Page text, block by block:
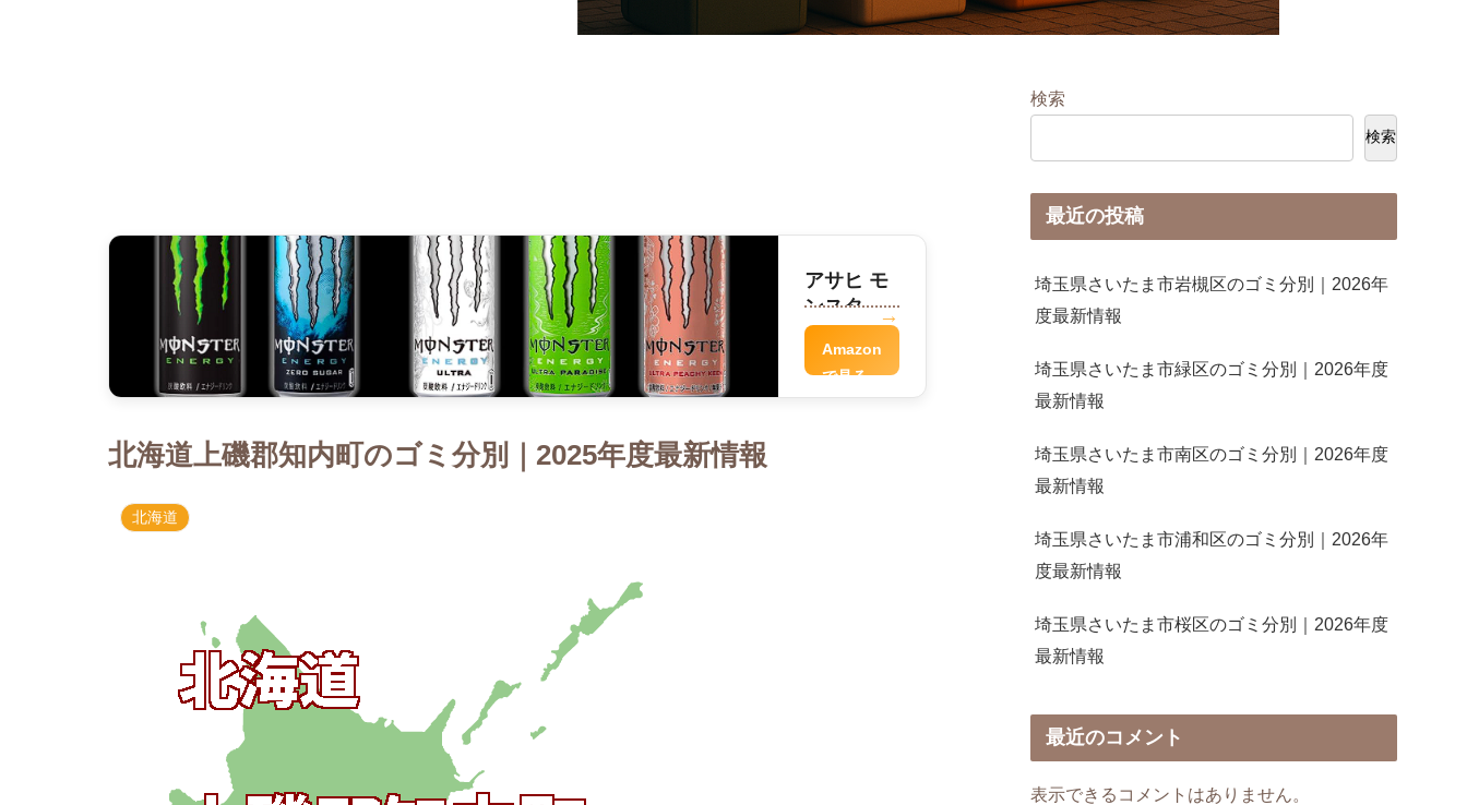
アサヒ モ
ンスター
パンチ
Amazon
で見る
北海道上磯郡知内町のゴミ分別｜2025年度最新情報
北海道
検索
検索
最近の投稿
埼玉県さいたま市岩槻区のゴミ分別｜2026年
度最新情報
埼玉県さいたま市緑区のゴミ分別｜2026年度
最新情報
埼玉県さいたま市南区のゴミ分別｜2026年度
最新情報
埼玉県さいたま市浦和区のゴミ分別｜2026年
度最新情報
埼玉県さいたま市桜区のゴミ分別｜2026年度
最新情報
最近のコメント
表示できるコメントはありません。